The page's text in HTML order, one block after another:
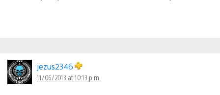
jezus2346
11/06/2013 at 10:13 p.m.